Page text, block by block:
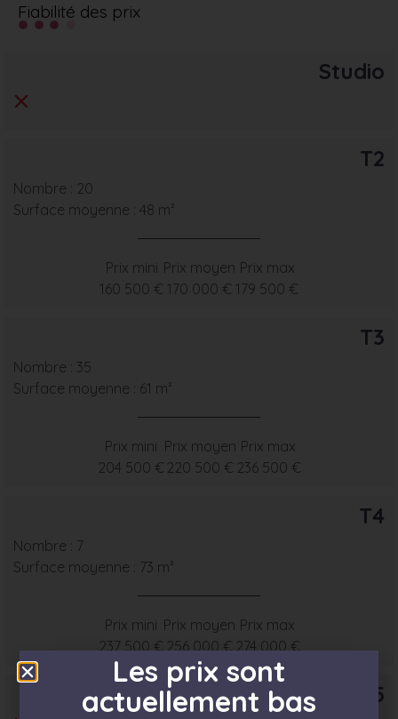
Fiabilité des prix
Studio
T2
Nombre : 20
Surface moyenne : 48 m²
Prix mini
160 500 €
Prix moyen
170 000 €
Prix max
179 500 €
T3
Nombre : 35
Surface moyenne : 61 m²
Prix mini
204 500 €
Prix moyen
220 500 €
Prix max
236 500 €
T4
Nombre : 7
Surface moyenne : 73 m²
Prix mini
237 500 €
Prix moyen
256 000 €
Prix max
274 000 €
T5
Les prix sont
actuellement bas